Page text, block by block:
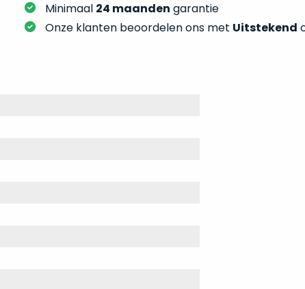
Minimaal 24 maanden garantie
Onze klanten beoordelen ons met Uitstekend